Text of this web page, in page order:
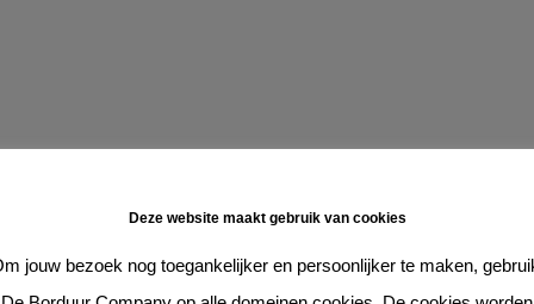
u op. Dit kan al vanaf € 20,-.
Deze website maakt gebruik van cookies
jouw bezoek nog toegankelijker en persoonlijker te maken,